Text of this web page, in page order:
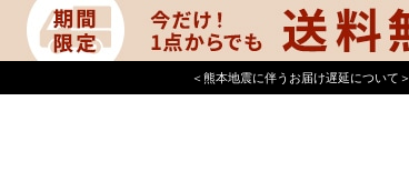
＜熊本地震に伴うお届け遅延について＞